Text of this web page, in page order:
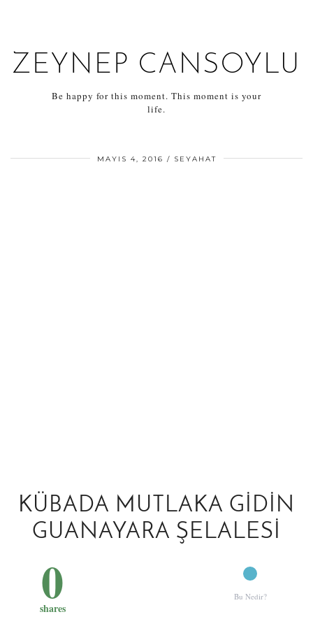
ZEYNEP CANSOYLU
Be happy for this moment. This moment is your
life.
MAYIS 4, 2016 SEYAHAT
KÜBADA MUTLAKA GIDIN
GUANAYARA ŞELALESI
0
shares
Bu Nedir?